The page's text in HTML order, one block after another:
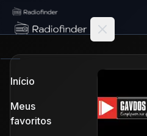
Radiofinder home
Início
Meus
favoritos